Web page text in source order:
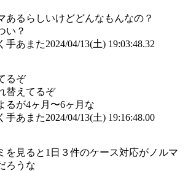
あるらしいけどどんなもんなの？
い？
手あまた2024/04/13(土) 19:03:48.32
るぞ
替えてるぞ
るが4ヶ月〜6ヶ月な
手あまた2024/04/13(土) 19:16:48.00
を見ると1日３件のケース対応がノルマ
ろうな